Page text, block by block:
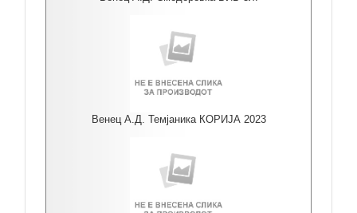
Венец А.Д. Темјаника КОРИЈА 2023